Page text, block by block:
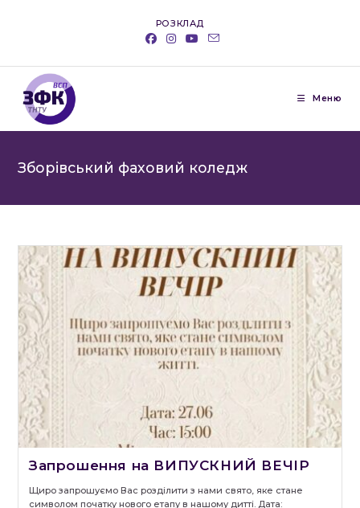
РОЗКЛАД
Меню
Зборівський фаховий коледж
Запрошення на ВИПУСКНИЙ ВЕЧІР
Щиро запрошуємо Вас розділити з нами свято, яке стане
символом початку нового етапу в нашому дитті. Дата: